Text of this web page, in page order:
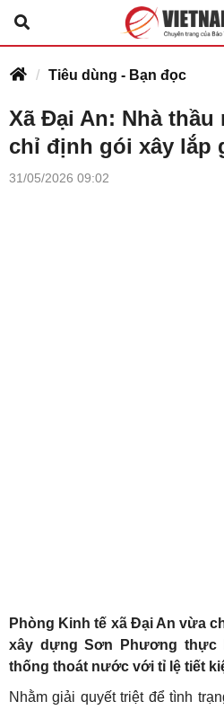
Tiêu dùng - Bạn đọc
Xã Đại An: Nhà
chỉ định gói xây lắp
31/05/2026 09:02
Phòng Kinh tế xã Đại An vừa
xây dựng Sơn Phương thực
thống thoát nước với tỉ lệ tiết
Nhằm giải quyết triệt để tình